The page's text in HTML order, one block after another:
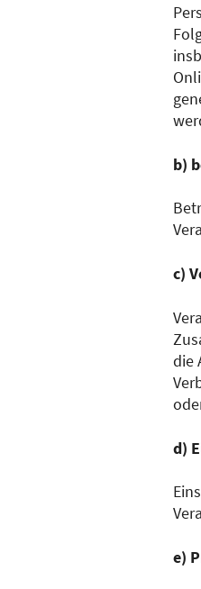
b)
c)
die
d)
e)